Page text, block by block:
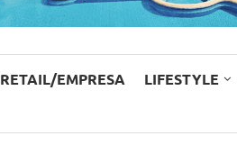
RETAIL/EMPRESA
LIFESTYLE